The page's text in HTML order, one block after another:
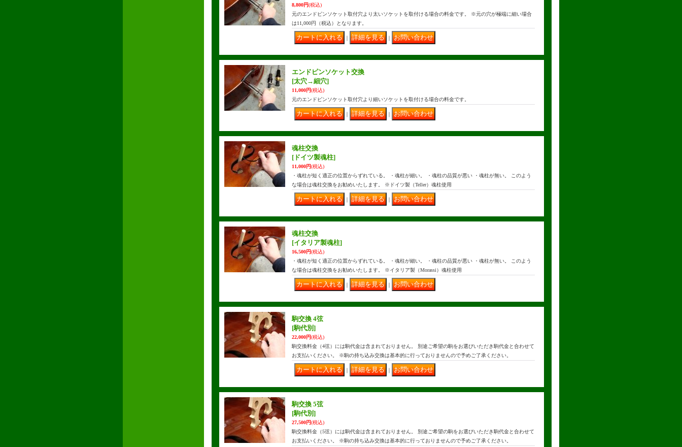
8,800円(税込)
元のエンドピンソケット取付穴より太いソケットを取付ける場合の料金です。 ※元の穴が極端に細い場合
は11,000円（税込）となります。
｜ ｜
エンドピンソケット交換
[太穴→細穴]
11,000円(税込)
元のエンドピンソケット取付穴より細いソケットを取付ける場合の料金です。
｜ ｜
魂柱交換
[ドイツ製魂柱]
11,000円(税込)
・魂柱が短く適正の位置からずれている。 ・魂柱が細い。 ・魂柱の品質が悪い ・魂柱が無い。 このよう
な場合は魂柱交換をお勧めいたします。 ※ドイツ製（Teller）魂柱使用
｜ ｜
魂柱交換
[イタリア製魂柱]
16,500円(税込)
・魂柱が短く適正の位置からずれている。 ・魂柱が細い。 ・魂柱の品質が悪い ・魂柱が無い。 このよう
な場合は魂柱交換をお勧めいたします。 ※イタリア製（Morassi）魂柱使用
｜ ｜
駒交換 4弦
[駒代別]
22,000円(税込)
駒交換料金（4弦）には駒代金は含まれておりません。 別途ご希望の駒をお選びいただき駒代金と合わせて
お支払いください。 ※駒の持ち込み交換は基本的に行っておりませんので予めご了承ください。
｜ ｜
駒交換 5弦
[駒代別]
27,500円(税込)
駒交換料金（5弦）には駒代金は含まれておりません。 別途ご希望の駒をお選びいただき駒代金と合わせて
お支払いください。 ※駒の持ち込み交換は基本的に行っておりませんので予めご了承ください。